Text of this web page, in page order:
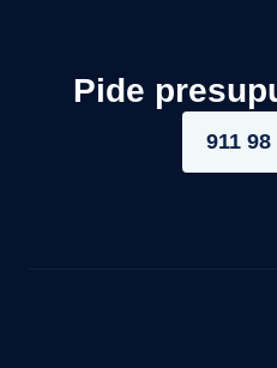
Pide
911 98